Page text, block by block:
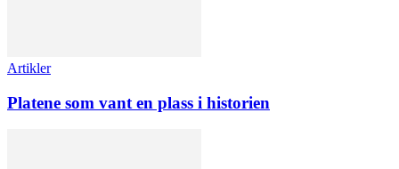
Artikler
Platene som vant en plass i historien